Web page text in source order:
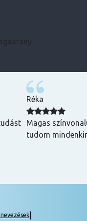
ajánlani Minden
csak
|